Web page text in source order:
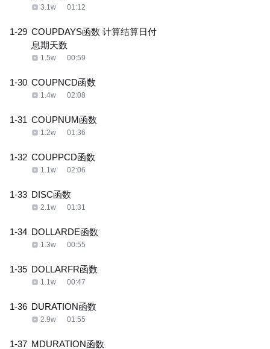
3.1w 01:12
1-29 COUPDAYS函数 计算结算日付
息期天数
1.5w 00:59
1-30 COUPNCD函数
1.4w 02:08
1-31 COUPNUM函数
1.2w 01:36
1-32 COUPPCD函数
1.1w 02:06
1-33 DISC函数
2.1w 01:31
1-34 DOLLARDE函数
1.3w 00:55
1-35 DOLLARFR函数
1.1w 00:47
1-36 DURATION函数
2.9w 01:55
1-37 MDURATION函数